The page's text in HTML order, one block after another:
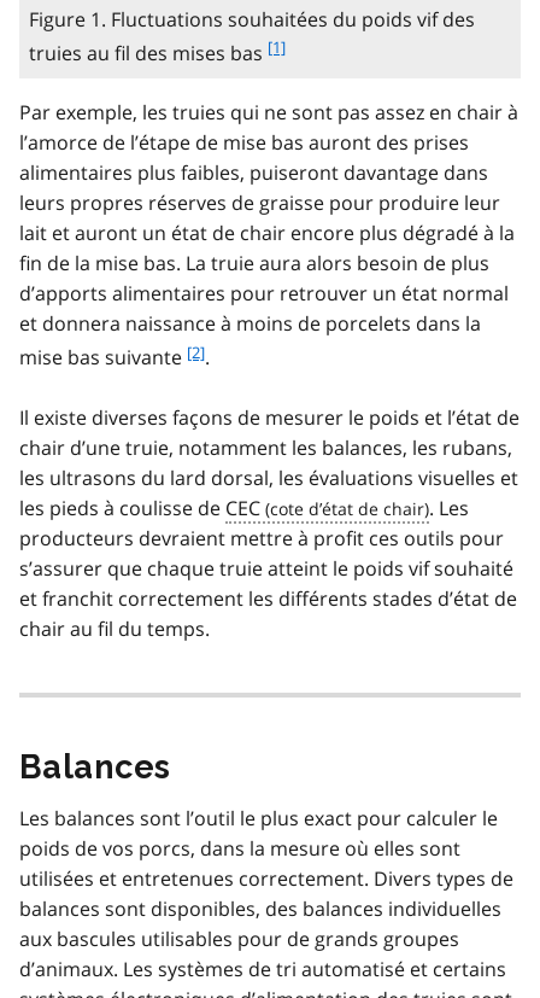
Figure 1. Fluctuations souhaitées du poids vif des
truies au fil des mises bas f
t
n
o
t
e
[1]
Par exemple, les truies qui ne sont pas assez en chair à
l’amorce de l’étape de mise bas auront des prises
alimentaires plus faibles, puiseront davantage dans
leurs propres réserves de graisse pour produire leur
lait et auront un état de chair encore plus dégradé à la
fin de la mise bas. La truie aura alors besoin de plus
d’apports alimentaires pour retrouver un état normal
et donnera naissance à moins de porcelets dans la
mise bas suivante f
t
n
o
t
e
[2].
Il existe diverses façons de mesurer le poids et l’état de
chair d’une truie, notamment les balances, les rubans,
les ultrasons du lard dorsal, les évaluations visuelles et
les pieds à coulisse de CEC
. Les
producteurs devraient mettre à profit ces outils pour
s’assurer que chaque truie atteint le poids vif souhaité
et franchit correctement les différents stades d’état de
chair au fil du temps.
Balances
Les balances sont l’outil le plus exact pour calculer le
poids de vos porcs, dans la mesure où elles sont
utilisées et entretenues correctement. Divers types de
balances sont disponibles, des balances individuelles
aux bascules utilisables pour de grands groupes
d’animaux. Les systèmes de tri automatisé et certains